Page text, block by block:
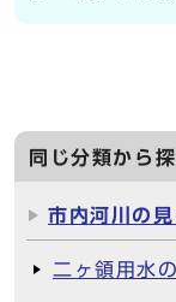
同じ分類から
市内河川の
二ヶ領用水